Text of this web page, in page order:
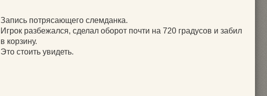
Запись потрясающего слемданка.
Игрок разбежался, сделал оборот почти на 720 градусов и забил
в корзину.
Это стоить увидеть.